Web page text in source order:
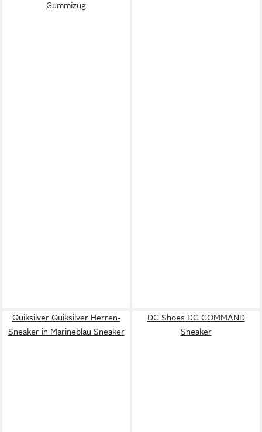
Gummizug
Quiksilver Quiksilver Herren-
Sneaker in Marineblau Sneaker
DC Shoes DC COMMAND
Sneaker